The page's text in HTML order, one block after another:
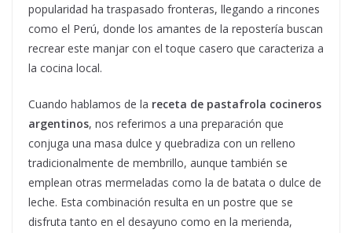
popularidad ha traspasado fronteras, llegando a rincones
como el Perú, donde los amantes de la repostería buscan
recrear este manjar con el toque casero que caracteriza a
la cocina local.
Cuando hablamos de la receta de pastafrola cocineros
argentinos, nos referimos a una preparación que
conjuga una masa dulce y quebradiza con un relleno
tradicionalmente de membrillo, aunque también se
emplean otras mermeladas como la de batata o dulce de
leche. Esta combinación resulta en un postre que se
disfruta tanto en el desayuno como en la merienda,